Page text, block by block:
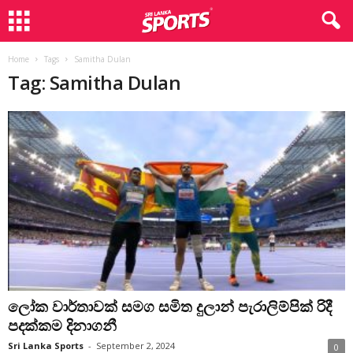
Home Tags Samitha Dulan
Tag: Samitha Dulan
ලෝක වාර්තාවක් සමග සමිත දුලාන් පැරාලිම්පික් රිදී
පදක්කම දිනාගනී
Sri Lanka Sports - September 2, 2024 0